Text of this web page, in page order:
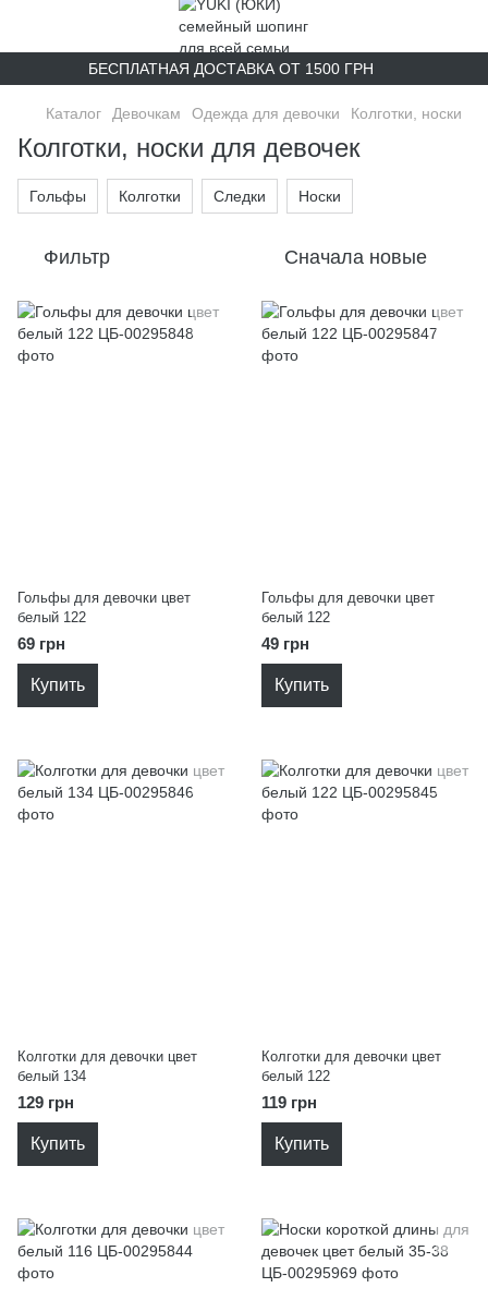
БЕСПЛАТНАЯ ДОСТАВКА ОТ 1500 ГРН
Каталог Девочкам Одежда для девочки Колготки, носки
Колготки, носки для девочек
Гольфы Колготки Следки Носки
Фильтр Сначала новые
Гольфы для девочки цвет
белый 122
69 грн
Купить
Гольфы для девочки цвет
белый 122
49 грн
Купить
Колготки для девочки цвет
белый 134
129 грн
Купить
Колготки для девочки цвет
белый 122
119 грн
Купить